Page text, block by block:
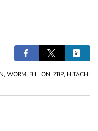
, WORM, BILLON, ZBP, HITACHI